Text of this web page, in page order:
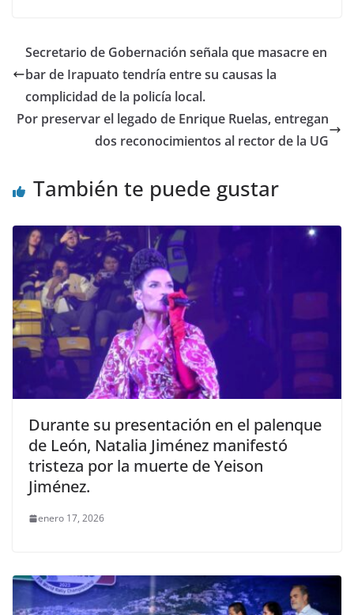
o
o
k
p
p
n
Secretario de Gobernación señala que masacre en
bar de Irapuato tendría entre su causas la
complicidad de la policía local.
Por preservar el legado de Enrique Ruelas, entregan
dos reconocimientos al rector de la UG
También te puede gustar
Durante su presentación en el palenque
de León, Natalia Jiménez manifestó
tristeza por la muerte de Yeison
Jiménez.
enero 17, 2026